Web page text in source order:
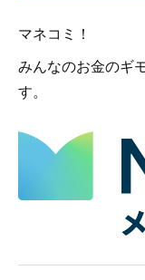
マネコミ！
みんなのお金のギ
す。